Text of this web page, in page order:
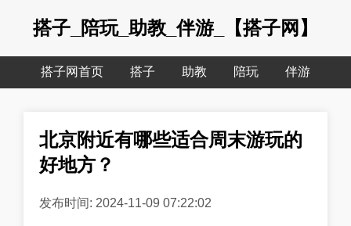
搭子_陪玩_助教_伴游_【搭子网】
搭子网首页 搭子 助教 陪玩 伴游
北京附近有哪些适合周末游玩的
好地方？
发布时间: 2024-11-09 07:22:02